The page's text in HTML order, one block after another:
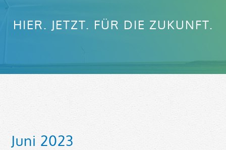
HIER. JETZT. FÜR DIE ZUKUNFT.
Juni 2023